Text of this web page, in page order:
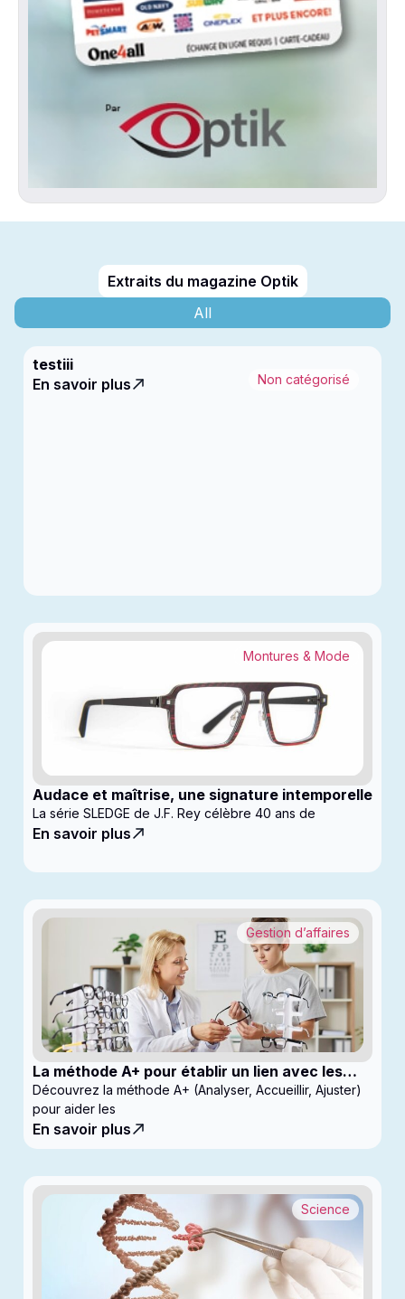
Extraits du magazine Optik
All
testiii
Non catégorisé
En savoir plus
Audace et maîtrise, une signature intemporelle
Montures & Mode
La série SLEDGE de J.F. Rey célèbre 40 ans de
En savoir plus
La méthode A+ pour établir un lien avec les
enfants en clinique
Gestion d’affaires
Découvrez la méthode A+ (Analyser, Accueillir, Ajuster)
pour aider les
En savoir plus
Science